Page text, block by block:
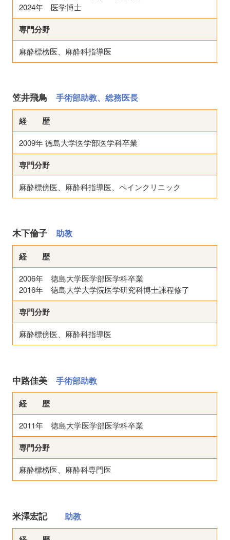
2024年 医学博士
専門分野
麻酔標榜医、麻酔科指導医
笠井飛鳥手術部助教、総務医長
経 歴
2009年 徳島大学医学部医学科卒業
専門分野
麻酔標傍医、麻酔科指導医、ペインクリニック
木下倫子助教
経 歴
2006年 徳島大学医学部医学科卒業
2016年 徳島大学大学院医学研究科博士課程修了
専門分野
麻酔標傍医、麻酔科指導医
中路佳美手術部助教
経 歴
2011年 徳島大学医学部医学科卒業
専門分野
麻酔標榜医、麻酔科専門医
米澤宏記助教